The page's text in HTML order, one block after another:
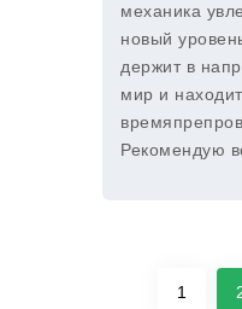
механика
новый
держит в
мир и
Рекомендую
1